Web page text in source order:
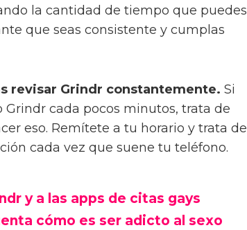
la cantidad de tiempo que puedes
que seas consistente y cumplas
revisar Grindr constantemente. Si
cada pocos minutos, trata de
eso. Remítete a tu horario y trata de
cada vez que suene tu teléfono.
y a las apps de citas gays
cómo es ser adicto al sexo